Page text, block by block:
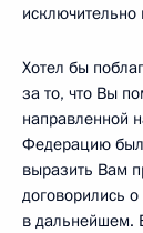
Хотел бы
за то, что Вы
направленной
Федерацию
выразить Вам
договорились
в дальнейшем.